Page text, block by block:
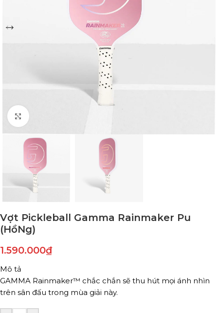
Click to enlarge
Vợt Pickleball Gamma Rainmaker Pu
(HồNg)
1.590.000₫
Mô tả
GAMMA Rainmaker™ chắc chắn sẽ thu hút mọi ánh nhìn
trên sân đấu trong mùa giải này.